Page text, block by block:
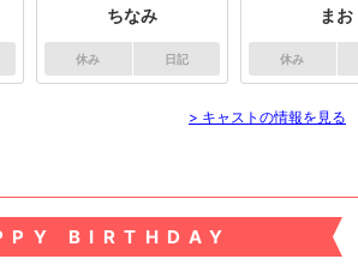
ちなみ
休み 日記
まお
休み
> キャストの情報を見る
BIRTHDAY